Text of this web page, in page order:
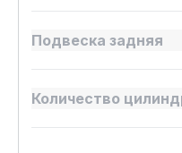
Подвеска задняя
Количество